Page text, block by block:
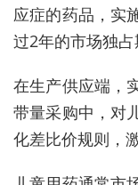
应症的药品，实
过2年的市场独占
在生产供应端，
带量采购中，对
化差比价规则，